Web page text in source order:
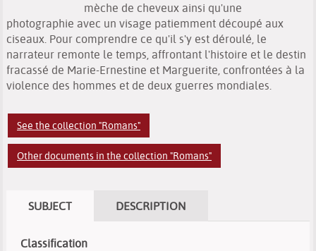
mèche de cheveux ainsi qu'une
photographie avec un visage patiemment découpé aux
ciseaux. Pour comprendre ce qu'il s'y est déroulé, le
narrateur remonte le temps, affrontant l'histoire et le destin
fracassé de Marie-Ernestine et Marguerite, confrontées à la
violence des hommes et de deux guerres mondiales.
See the collection "Romans"
Other documents in the collection "Romans"
SUBJECT DESCRIPTION
Classification